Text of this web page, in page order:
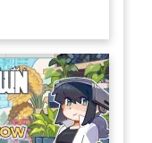
weiße